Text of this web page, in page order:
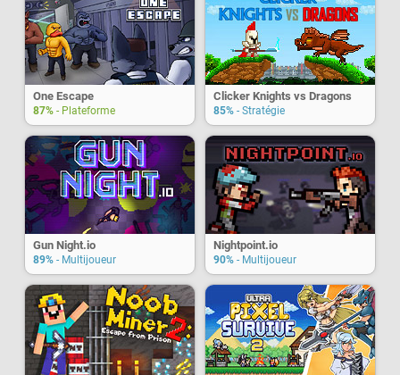
One Escape
87% - Plateforme
Clicker Knights vs Dragons
85% - Stratégie
Gun Night.io
89% - Multijoueur
Nightpoint.io
90% - Multijoueur